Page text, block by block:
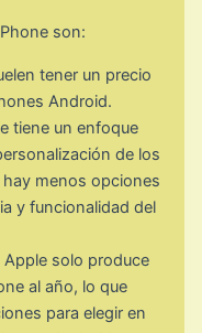
son:
tener un precio
Android.
tiene un enfoque
de los
menos opciones
y funcionalidad del
solo produce
al año, lo que
para elegir en